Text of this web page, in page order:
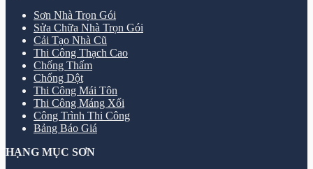
Sơn Nhà Trọn Gói
Sửa Chữa Nhà Trọn Gói
Cải Tạo Nhà Cũ
Thi Công Thạch Cao
Chống Thấm
Chống Dột
Thi Công Mái Tôn
Thi Công Máng Xối
Công Trình Thi Công
Bảng Báo Giá
HẠNG MỤC SƠN